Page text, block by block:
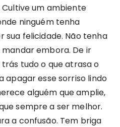
um ambiente
ninguém tenha
sua felicidade. Não tenha
mandar embora. De ir
tudo o que atrasa o
apagar esse sorriso lindo
alguém que amplie,
sempre a ser melhor.
a confusão. Tem briga